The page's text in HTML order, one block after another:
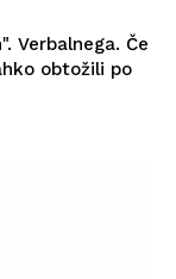
Verbalnega. Če
obtožili po